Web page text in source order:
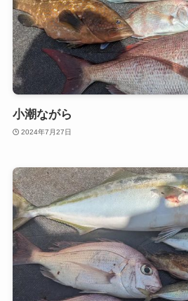
小潮ながら
2024年7月27日